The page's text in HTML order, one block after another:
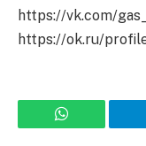
https://vk.com/
https://ok.ru/
WhatsApp